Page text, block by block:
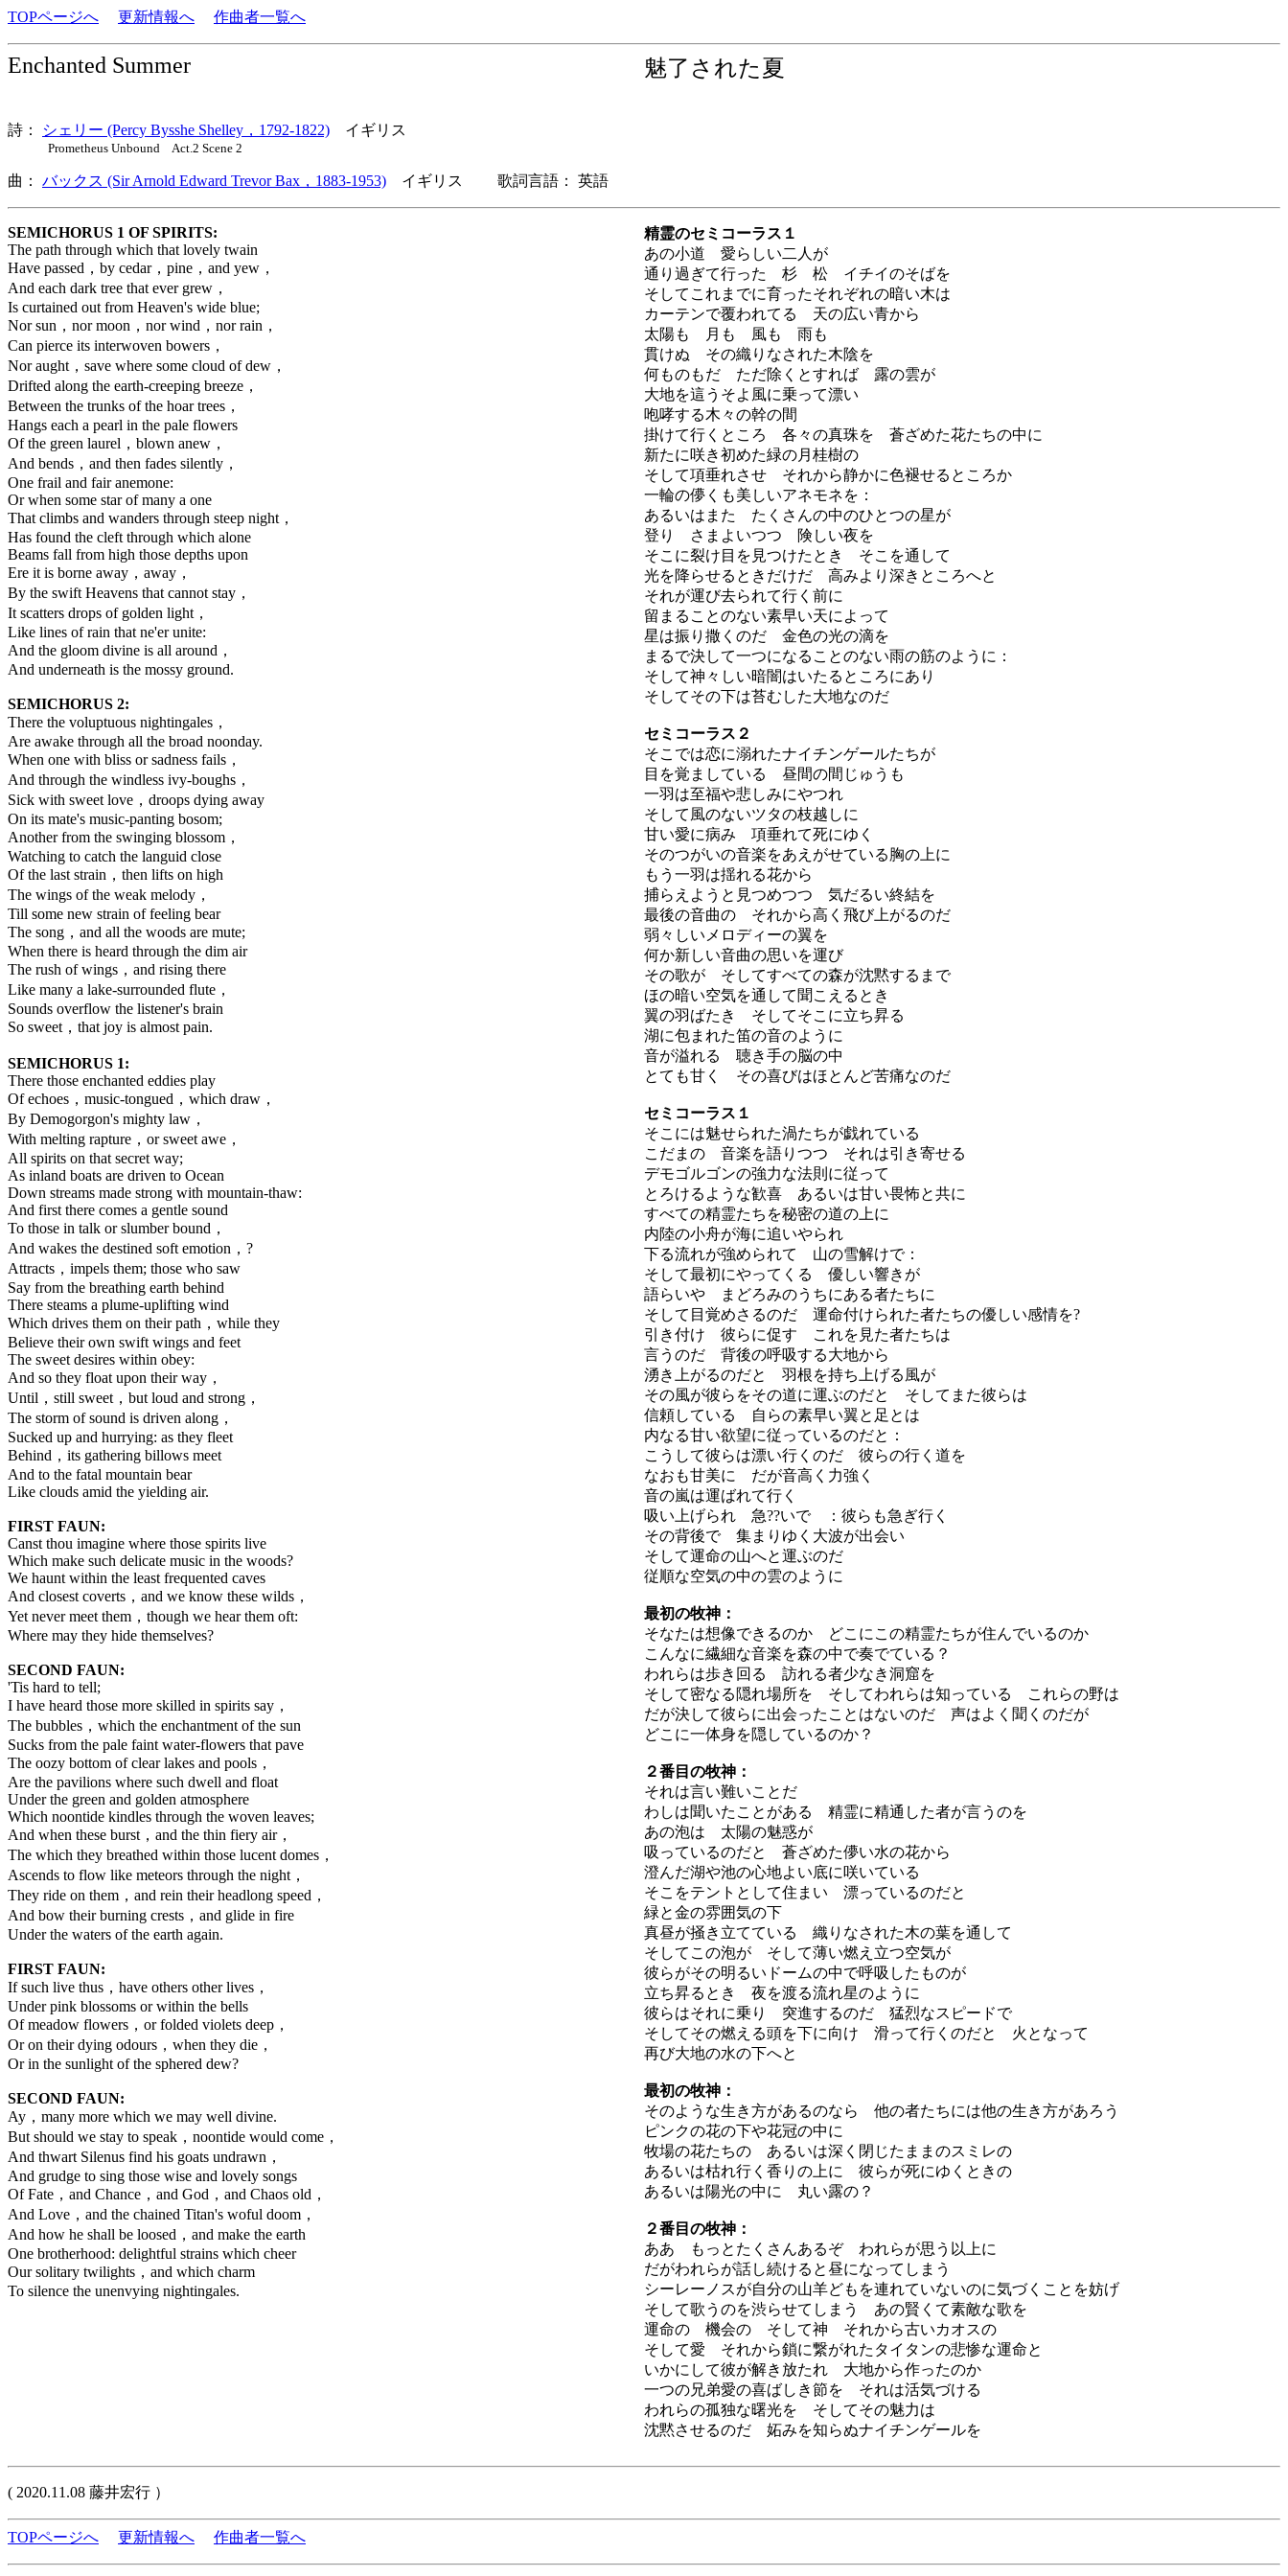
TOPページへ 更新情報へ 作曲者一覧へ
Enchanted Summer 魅了された夏
詩： シェリー (Percy Bysshe Shelley，1792-1822) イギリス
Prometheus Unbound Act.2 Scene 2
曲： バックス (Sir Arnold Edward Trevor Bax，1883-1953) イギリス 歌詞言語： 英語
SEMICHORUS 1 OF SPIRITS:
The path through which that lovely twain
Have passed，by cedar，pine，and yew，
And each dark tree that ever grew，
Is curtained out from Heaven's wide blue;
Nor sun，nor moon，nor wind，nor rain，
Can pierce its interwoven bowers，
Nor aught，save where some cloud of dew，
Drifted along the earth-creeping breeze，
Between the trunks of the hoar trees，
Hangs each a pearl in the pale flowers
Of the green laurel，blown anew，
And bends，and then fades silently，
One frail and fair anemone:
Or when some star of many a one
That climbs and wanders through steep night，
Has found the cleft through which alone
Beams fall from high those depths upon
Ere it is borne away，away，
By the swift Heavens that cannot stay，
It scatters drops of golden light，
Like lines of rain that ne'er unite:
And the gloom divine is all around，
And underneath is the mossy ground.
SEMICHORUS 2:
There the voluptuous nightingales，
Are awake through all the broad noonday.
When one with bliss or sadness fails，
And through the windless ivy-boughs，
Sick with sweet love，droops dying away
On its mate's music-panting bosom;
Another from the swinging blossom，
Watching to catch the languid close
Of the last strain，then lifts on high
The wings of the weak melody，
Till some new strain of feeling bear
The song，and all the woods are mute;
When there is heard through the dim air
The rush of wings，and rising there
Like many a lake-surrounded flute，
Sounds overflow the listener's brain
So sweet，that joy is almost pain.
SEMICHORUS 1:
There those enchanted eddies play
Of echoes，music-tongued，which draw，
By Demogorgon's mighty law，
With melting rapture，or sweet awe，
All spirits on that secret way;
As inland boats are driven to Ocean
Down streams made strong with mountain-thaw:
And first there comes a gentle sound
To those in talk or slumber bound，
And wakes the destined soft emotion，?
Attracts，impels them; those who saw
Say from the breathing earth behind
There steams a plume-uplifting wind
Which drives them on their path，while they
Believe their own swift wings and feet
The sweet desires within obey:
And so they float upon their way，
Until，still sweet，but loud and strong，
The storm of sound is driven along，
Sucked up and hurrying: as they fleet
Behind，its gathering billows meet
And to the fatal mountain bear
Like clouds amid the yielding air.
FIRST FAUN:
Canst thou imagine where those spirits live
Which make such delicate music in the woods?
We haunt within the least frequented caves
And closest coverts，and we know these wilds，
Yet never meet them，though we hear them oft:
Where may they hide themselves?
SECOND FAUN:
'Tis hard to tell;
I have heard those more skilled in spirits say，
The bubbles，which the enchantment of the sun
Sucks from the pale faint water-flowers that pave
The oozy bottom of clear lakes and pools，
Are the pavilions where such dwell and float
Under the green and golden atmosphere
Which noontide kindles through the woven leaves;
And when these burst，and the thin fiery air，
The which they breathed within those lucent domes，
Ascends to flow like meteors through the night，
They ride on them，and rein their headlong speed，
And bow their burning crests，and glide in fire
Under the waters of the earth again.
FIRST FAUN:
If such live thus，have others other lives，
Under pink blossoms or within the bells
Of meadow flowers，or folded violets deep，
Or on their dying odours，when they die，
Or in the sunlight of the sphered dew?
SECOND FAUN:
Ay，many more which we may well divine.
But should we stay to speak，noontide would come，
And thwart Silenus find his goats undrawn，
And grudge to sing those wise and lovely songs
Of Fate，and Chance，and God，and Chaos old，
And Love，and the chained Titan's woful doom，
And how he shall be loosed，and make the earth
One brotherhood: delightful strains which cheer
Our solitary twilights，and which charm
To silence the unenvying nightingales.
精霊のセミコーラス１
あの小道 愛らしい二人が
通り過ぎて行った 杉 松 イチイのそばを
そしてこれまでに育ったそれぞれの暗い木は
カーテンで覆われてる 天の広い青から
太陽も 月も 風も 雨も
貫けぬ その織りなされた木陰を
何ものもだ ただ除くとすれば 露の雲が
大地を這うそよ風に乗って漂い
咆哮する木々の幹の間
掛けて行くところ 各々の真珠を 蒼ざめた花たちの中に
新たに咲き初めた緑の月桂樹の
そして項垂れさせ それから静かに色褪せるところか
一輪の儚くも美しいアネモネを：
あるいはまた たくさんの中のひとつの星が
登り さまよいつつ 険しい夜を
そこに裂け目を見つけたとき そこを通して
光を降らせるときだけだ 高みより深きところへと
それが運び去られて行く前に
留まることのない素早い天によって
星は振り撒くのだ 金色の光の滴を
まるで決して一つになることのない雨の筋のように：
そして神々しい暗闇はいたるところにあり
そしてその下は苔むした大地なのだ
セミコーラス２
そこでは恋に溺れたナイチンゲールたちが
目を覚ましている 昼間の間じゅうも
一羽は至福や悲しみにやつれ
そして風のないツタの枝越しに
甘い愛に病み 項垂れて死にゆく
そのつがいの音楽をあえがせている胸の上に
もう一羽は揺れる花から
捕らえようと見つめつつ 気だるい終結を
最後の音曲の それから高く飛び上がるのだ
弱々しいメロディーの翼を
何か新しい音曲の思いを運び
その歌が そしてすべての森が沈黙するまで
ほの暗い空気を通して聞こえるとき
翼の羽ばたき そしてそこに立ち昇る
湖に包まれた笛の音のように
音が溢れる 聴き手の脳の中
とても甘く その喜びはほとんど苦痛なのだ
セミコーラス１
そこには魅せられた渦たちが戯れている
こだまの 音楽を語りつつ それは引き寄せる
デモゴルゴンの強力な法則に従って
とろけるような歓喜 あるいは甘い畏怖と共に
すべての精霊たちを秘密の道の上に
内陸の小舟が海に追いやられ
下る流れが強められて 山の雪解けで：
そして最初にやってくる 優しい響きが
語らいや まどろみのうちにある者たちに
そして目覚めさるのだ 運命付けられた者たちの優しい感情を?
引き付け 彼らに促す これを見た者たちは
言うのだ 背後の呼吸する大地から
湧き上がるのだと 羽根を持ち上げる風が
その風が彼らをその道に運ぶのだと そしてまた彼らは
信頼している 自らの素早い翼と足とは
内なる甘い欲望に従っているのだと：
こうして彼らは漂い行くのだ 彼らの行く道を
なおも甘美に だが音高く力強く
音の嵐は運ばれて行く
吸い上げられ 急??いで ：彼らも急ぎ行く
その背後で 集まりゆく大波が出会い
そして運命の山へと運ぶのだ
従順な空気の中の雲のように
最初の牧神：
そなたは想像できるのか どこにこの精霊たちが住んでいるのか
こんなに繊細な音楽を森の中で奏でている？
われらは歩き回る 訪れる者少なき洞窟を
そして密なる隠れ場所を そしてわれらは知っている これらの野は
だが決して彼らに出会ったことはないのだ 声はよく聞くのだが
どこに一体身を隠しているのか？
２番目の牧神：
それは言い難いことだ
わしは聞いたことがある 精霊に精通した者が言うのを
あの泡は 太陽の魅惑が
吸っているのだと 蒼ざめた儚い水の花から
澄んだ湖や池の心地よい底に咲いている
そこをテントとして住まい 漂っているのだと
緑と金の雰囲気の下
真昼が掻き立てている 織りなされた木の葉を通して
そしてこの泡が そして薄い燃え立つ空気が
彼らがその明るいドームの中で呼吸したものが
立ち昇るとき 夜を渡る流れ星のように
彼らはそれに乗り 突進するのだ 猛烈なスピードで
そしてその燃える頭を下に向け 滑って行くのだと 火となって
再び大地の水の下へと
最初の牧神：
そのような生き方があるのなら 他の者たちには他の生き方があろう
ピンクの花の下や花冠の中に
牧場の花たちの あるいは深く閉じたままのスミレの
あるいは枯れ行く香りの上に 彼らが死にゆくときの
あるいは陽光の中に 丸い露の？
２番目の牧神：
ああ もっとたくさんあるぞ われらが思う以上に
だがわれらが話し続けると昼になってしまう
シーレーノスが自分の山羊どもを連れていないのに気づくことを妨げ
そして歌うのを渋らせてしまう あの賢くて素敵な歌を
運命の 機会の そして神 それから古いカオスの
そして愛 それから鎖に繋がれたタイタンの悲惨な運命と
いかにして彼が解き放たれ 大地から作ったのか
一つの兄弟愛の喜ばしき節を それは活気づける
われらの孤独な曙光を そしてその魅力は
沈黙させるのだ 妬みを知らぬナイチンゲールを
( 2020.11.08 藤井宏行 ）
TOPページへ 更新情報へ 作曲者一覧へ